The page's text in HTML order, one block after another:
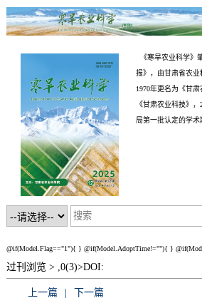
《寒旱农业科学》
报》，由甘肃省农
1970年更名为《甘
《甘肃农业科技》
局第一批认定的学术
@if(Model.Flag=="1"){
过刊浏览 > ,0(3)>DOI:
}
上一篇 | 下一篇
@if(Model.AdoptTime!=""){ }